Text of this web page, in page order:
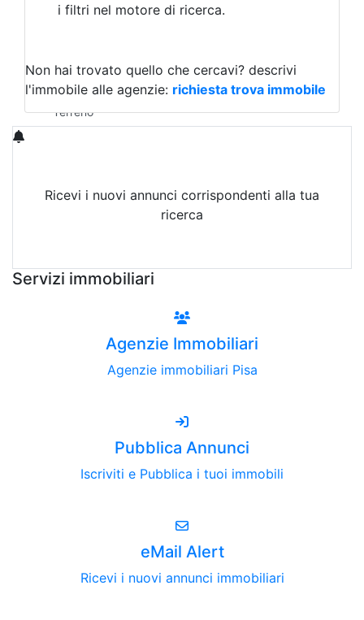
Magazzini
Qualsiasi
Terreno edificabile
Terreno
i filtri nel motore di ricerca.
Non hai trovato quello che cercavi? descrivi
l'immobile alle agenzie: richiesta trova immobile
Ricevi i nuovi annunci corrispondenti alla tua
ricerca
Servizi immobiliari
Agenzie Immobiliari
Agenzie immobiliari Pisa
Pubblica Annunci
Iscriviti e Pubblica i tuoi immobili
eMail Alert
Ricevi i nuovi annunci immobiliari